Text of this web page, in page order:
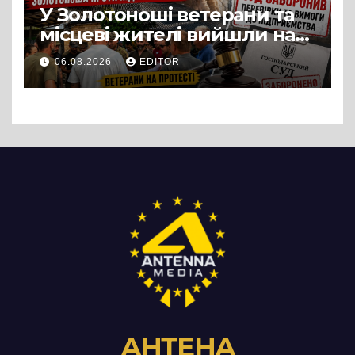
У Золотоноші ветерани та
місцеві жителі вийшли на
протест до стін
підприємства ТОВ «Омега
Три», що займається
06.08.2026 EDITOR
АНТЕНА